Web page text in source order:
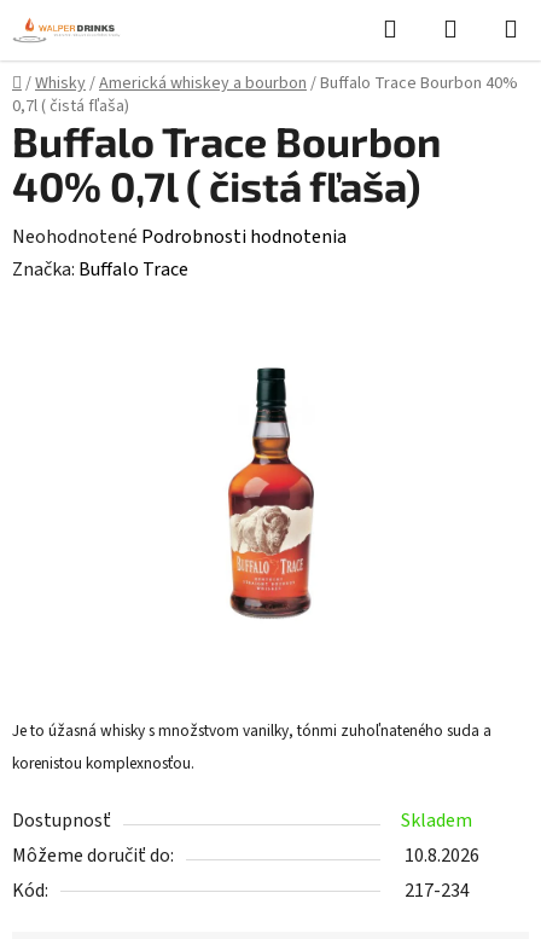
Prejsť
na
obsah
Hľadať
KOŠÍK
Domov
/Whisky/Americká whiskey a bourbon/Buffalo Trace Bourbon 40%
0,7l ( čistá fľaša)
Je to úžasná whisky s množstvom vanilky, tónmi zuhoľnateného suda a
korenistou komplexnosťou.
Dostupnosť
Skladem
Môžeme doručiť do:
10.8.2026
Kód:
217-234
Buffalo Trace Bourbon
40% 0,7l ( čistá fľaša)
Priemerné
hodnotenie
Neohodnotené Podrobnosti hodnotenia
Značka: Buffalo Trace